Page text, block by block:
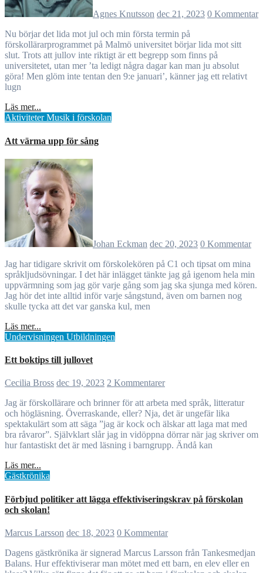
Agnes Knutsson dec 21, 2023 0 Kommentar
Nu börjar det lida mot jul och min första termin på
förskollärarprogrammet på Malmö universitet börjar lida mot sitt
slut. Trots att jullov inte riktigt är ett begrepp som finns på
universitetet, utan mer ’ta ledigt några dagar kan man ju absolut
göra! Men glöm inte tentan den 9:e januari’, känner jag ett relativt
lugn
Läs mer...
AktiviteterMusik i förskolan
Att värma upp för sång
Johan Eckman dec 20, 2023 0 Kommentar
Jag har tidigare skrivit om förskolekören på C1 och tipsat om mina
språkljudsövningar. I det här inlägget tänkte jag gå igenom hela min
uppvärmning som jag gör varje gång som jag ska sjunga med kören.
Jag hör det inte alltid inför varje sångstund, även om barnen nog
skulle tycka att det var ganska kul, men
Läs mer...
Undervisningen Utbildningen
Ett boktips till jullovet
Cecilia Bross dec 19, 2023 2 Kommentarer
Jag är förskollärare och brinner för att arbeta med språk, litteratur
och högläsning. Överraskande, eller? Nja, det är ungefär lika
spektakulärt som att säga ”jag är kock och älskar att laga mat med
bra råvaror”. Självklart slår jag in vidöppna dörrar när jag skriver om
hur fantastiskt det är med läsning i barngrupp. Ändå kan
Läs mer...
Gästkrönika
Förbjud politiker att lägga effektiviseringskrav på förskolan
och skolan!
Marcus Larsson dec 18, 2023 0 Kommentar
Dagens gästkrönika är signerad Marcus Larsson från Tankesmedjan
Balans. Hur effektiviserar man mötet med ett barn, en elev eller en